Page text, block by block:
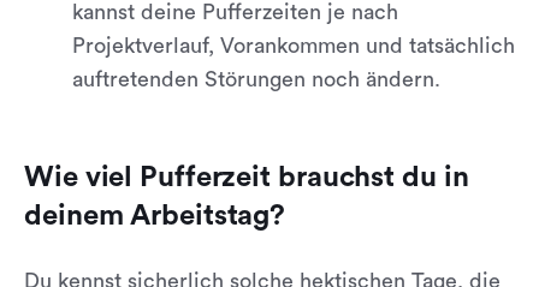
kannst deine Pufferzeiten je nach
Projektverlauf, Vorankommen und tatsächlich
auftretenden Störungen noch ändern.
Wie viel Pufferzeit brauchst du in
deinem Arbeitstag?
Du kennst sicherlich solche hektischen Tage, die